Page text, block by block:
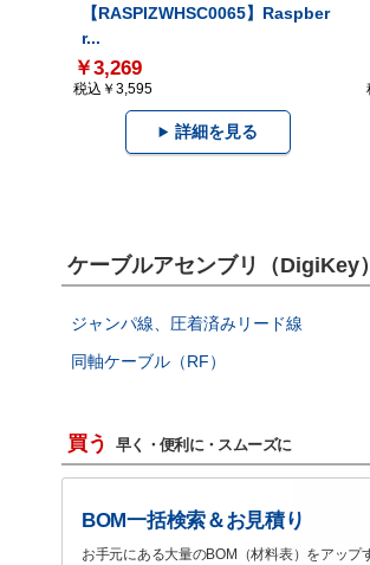
【RASPIZWHSC0065】Raspber
r...
￥3,269
税込￥3,595
詳細を見る
ケーブルアセンブリ（DigiKey
ジャンパ線、圧着済みリード線
同軸ケーブル（RF）
買う 早く・便利に・スムーズに
BOM一括検索＆お見積り
お手元にある大量のBOM（材料表）をアップ